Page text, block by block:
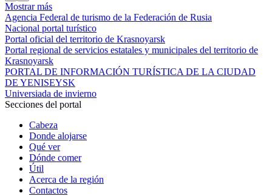
Mostrar más
Agencia Federal de turismo de la Federación de Rusia
Nacional portal turístico
Portal oficial del territorio de Krasnoyarsk
Portal regional de servicios estatales y municipales del territorio de
Krasnoyarsk
PORTAL DE INFORMACIÓN TURÍSTICA DE LA CIUDAD
DE YENISEYSK
Universiada de invierno
Secciones del portal
Cabeza
Donde alojarse
Qué ver
Dónde comer
Útil
Acerca de la región
Contactos